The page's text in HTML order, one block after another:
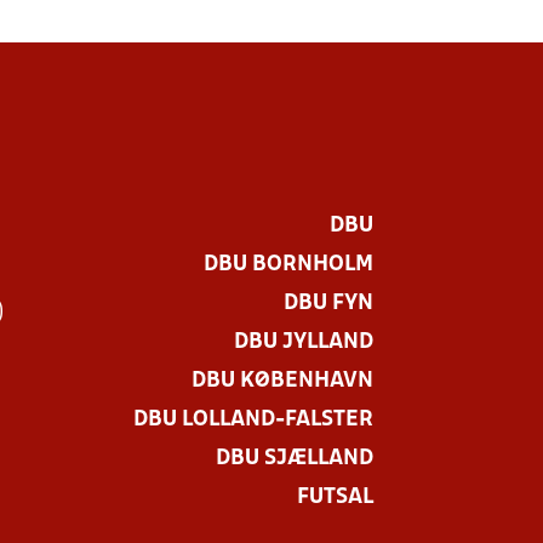
DBU
DBU BORNHOLM
DBU FYN
DBU JYLLAND
DBU KØBENHAVN
DBU LOLLAND-FALSTER
DBU SJÆLLAND
FUTSAL